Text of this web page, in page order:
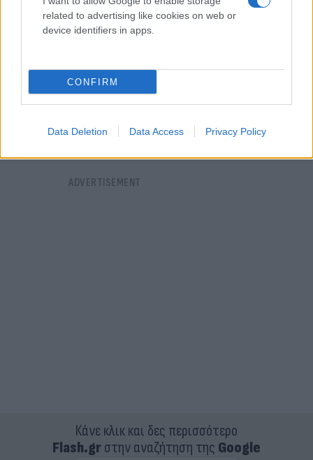
related to advertising like cookies on web or
device identifiers in apps.
CONFIRM
Data Deletion Data Access Privacy Policy
Κάνε κλικ και δες περισσότερο
Flash.grστην αναζήτηση της Google